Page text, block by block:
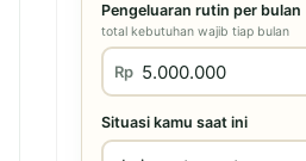
Pengeluaran rutin per bulan
total kebutuhan wajib tiap bulan
Rp
Situasi kamu saat ini